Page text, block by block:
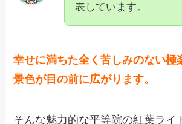
表しています。
幸せに満ちた全く苦しみのない極
景色が目の前に広がります。
そんな魅力的な平等院の紅葉ライ